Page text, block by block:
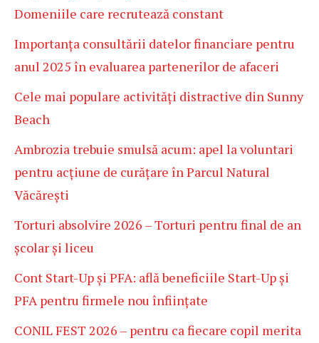
Domeniile care recrutează constant
Importanța consultării datelor financiare pentru
anul 2025 în evaluarea partenerilor de afaceri
Cele mai populare activități distractive din Sunny
Beach
Ambrozia trebuie smulsă acum: apel la voluntari
pentru acțiune de curățare în Parcul Natural
Văcărești
Torturi absolvire 2026 – Torturi pentru final de an
școlar și liceu
Cont Start-Up și PFA: află beneficiile Start-Up și
PFA pentru firmele nou înființate
CONIL FEST 2026 – pentru ca fiecare copil merita